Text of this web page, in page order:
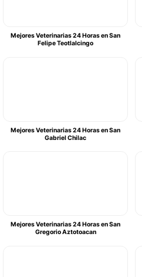
Mejores Veterinarias 24 Horas en San
Felipe Teotlalcingo
Mejores Veterinarias 24 Horas en San
Gabriel Chilac
Mejores Veterinarias 24 Horas en San
Gregorio Aztotoacan